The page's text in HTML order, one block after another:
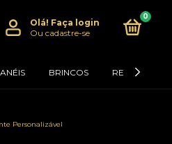
Olá! Faça login
Ou cadastre-se
0
ANÉIS BRINCOS RELÓGIOS
Personalizável